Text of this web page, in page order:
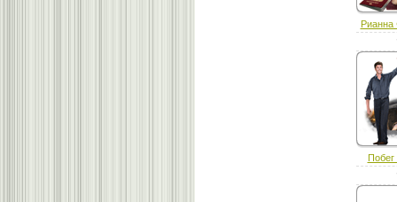
Рианна
Побег